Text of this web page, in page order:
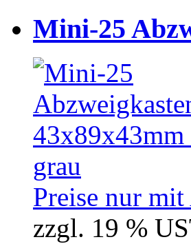
Mini-25
Preise nur
zzgl. 19 %